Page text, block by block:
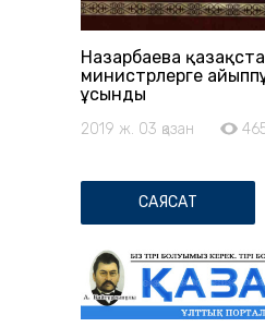
Назарбаева
министрлерге
ұсынды
2019 ж. 03 қазан
САЯСАТ